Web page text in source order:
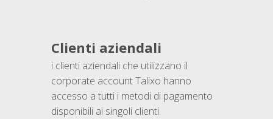
Clienti aziendali
i clienti aziendali che utilizzano il
corporate account Talixo hanno
accesso a tutti i metodi di pagamento
disponibili ai singoli clienti.